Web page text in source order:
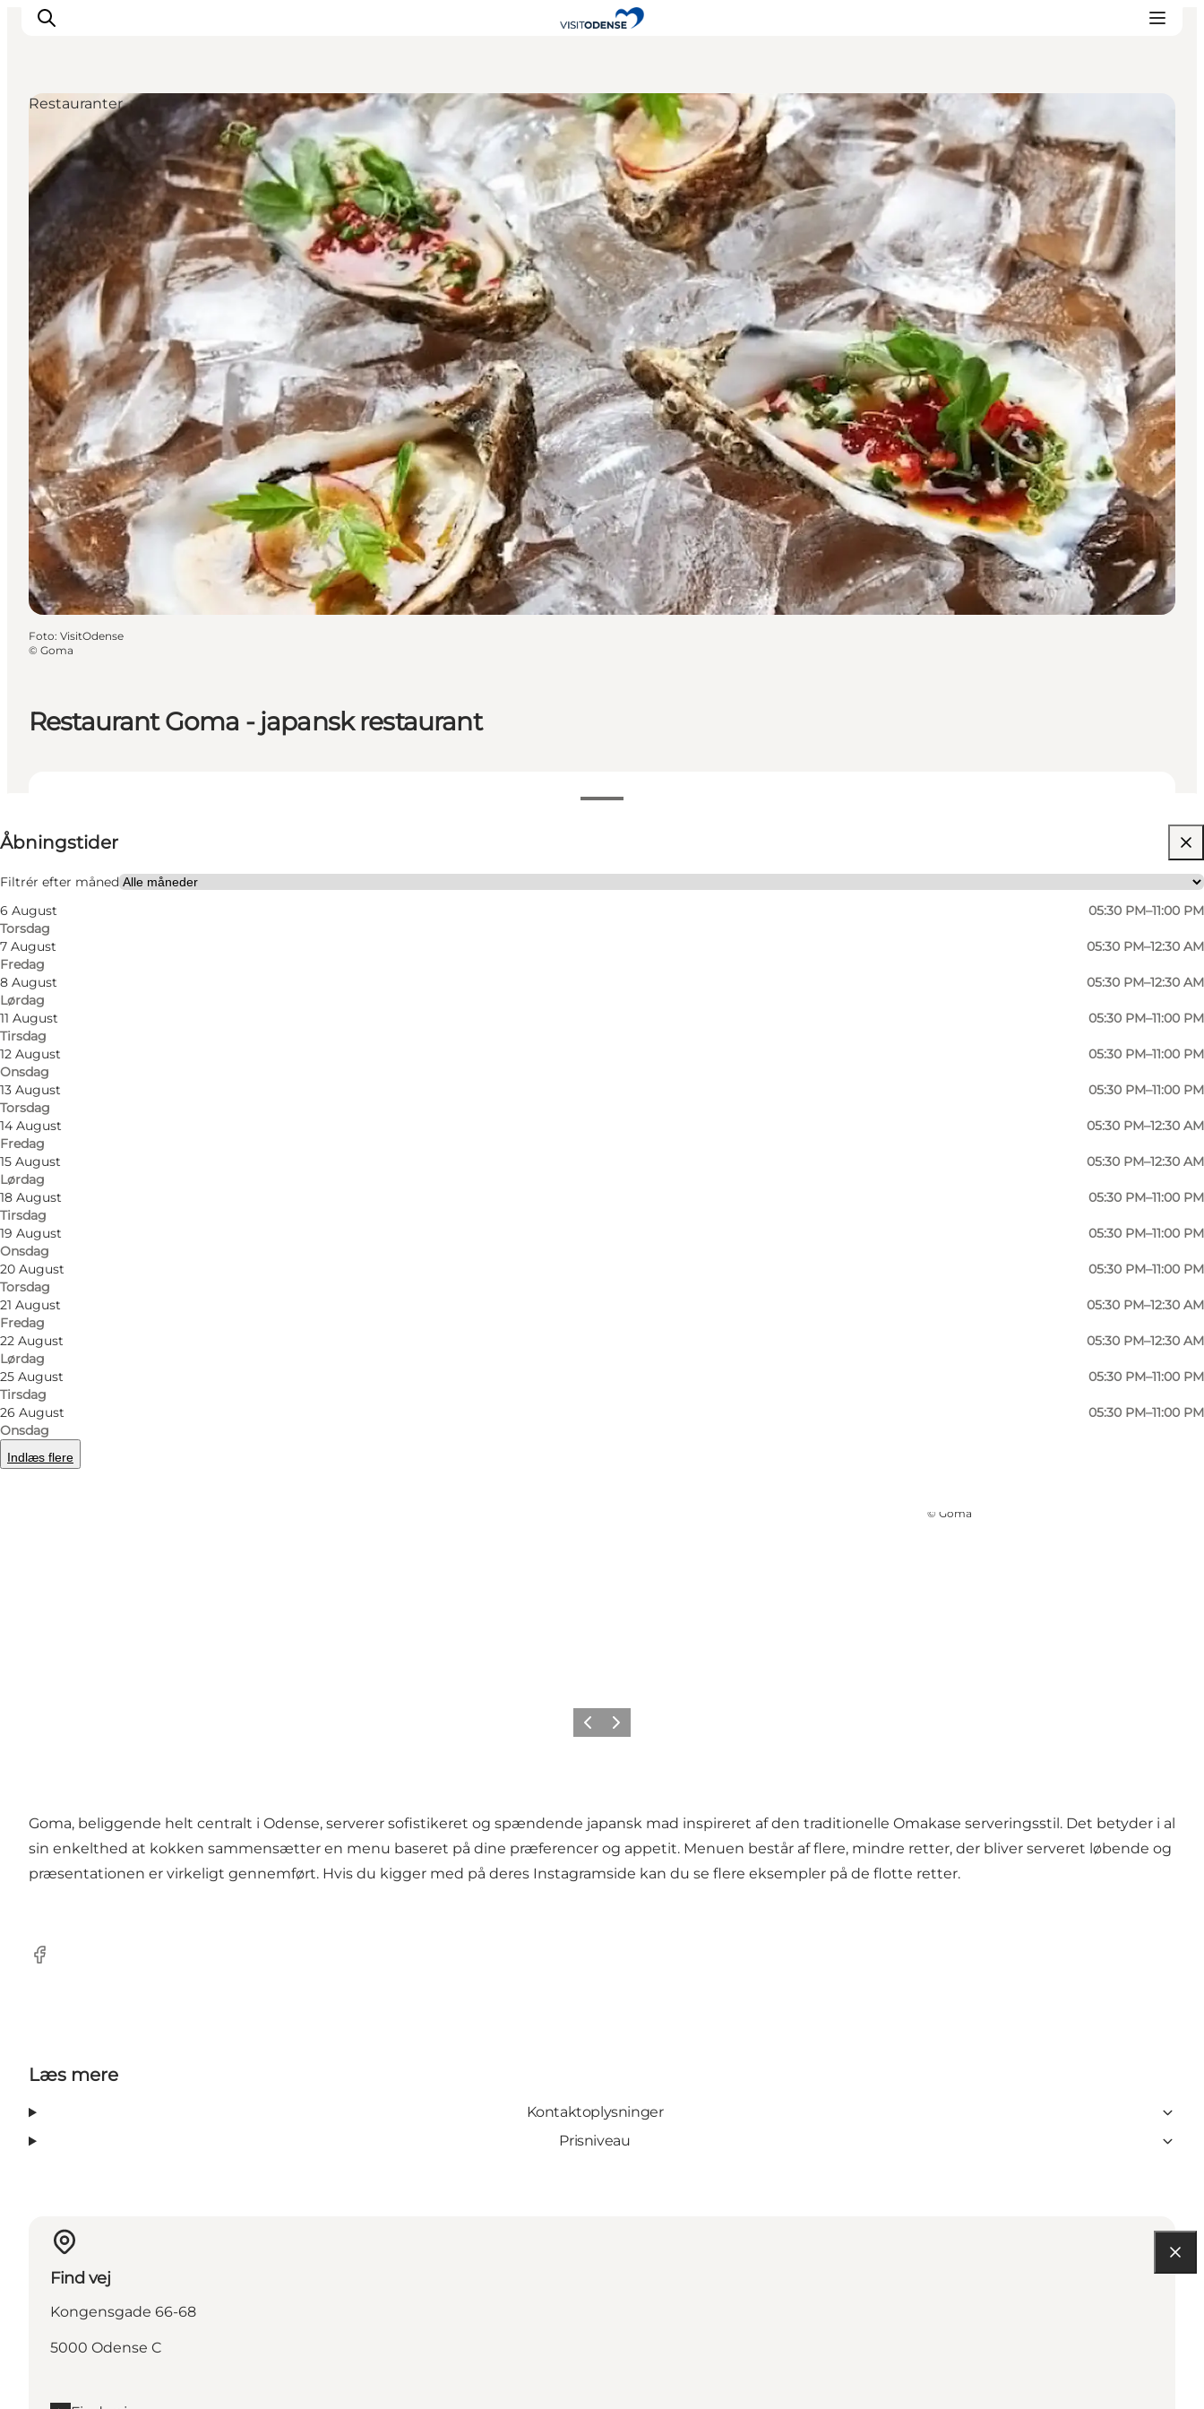
Oplev Odense
Det sker i Odense
Planlæg din tur
Inspiration
Restaurant Goma - japansk restaurant
Åbningstider
Filtrér efter måned
6 August
Torsdag
05:30 PM–11:00 PM
7 August
Fredag
05:30 PM–12:30 AM
8 August
Lørdag
05:30 PM–12:30 AM
11 August
Tirsdag
05:30 PM–11:00 PM
12 August
Onsdag
05:30 PM–11:00 PM
13 August
Torsdag
05:30 PM–11:00 PM
14 August
Fredag
05:30 PM–12:30 AM
15 August
Lørdag
05:30 PM–12:30 AM
18 August
Tirsdag
05:30 PM–11:00 PM
19 August
Onsdag
05:30 PM–11:00 PM
20 August
Torsdag
05:30 PM–11:00 PM
21 August
Fredag
05:30 PM–12:30 AM
22 August
Lørdag
05:30 PM–12:30 AM
25 August
Tirsdag
05:30 PM–11:00 PM
26 August
Onsdag
05:30 PM–11:00 PM
Indlæs flere
Besøg hjemmeside
Min partner, Venner
Restauranter
Foto: VisitOdense
© Goma
© Goma
ForrigeNæste
Goma, beliggende helt centralt i Odense, serverer sofistikeret og spændende japansk mad inspireret af den traditionelle Omakase serveringsstil. Det betyder i al
sin enkelthed at kokken sammensætter en menu baseret på dine præferencer og appetit. Menuen består af flere, mindre retter, der bliver serveret løbende og
præsentationen er virkeligt gennemført. Hvis du kigger med på deres Instagramside kan du se flere eksempler på de flotte retter.
Facebook
Læs mere
Kontaktoplysninger
Prisniveau
Find vej
Kongensgade 66-68
5000 Odense C